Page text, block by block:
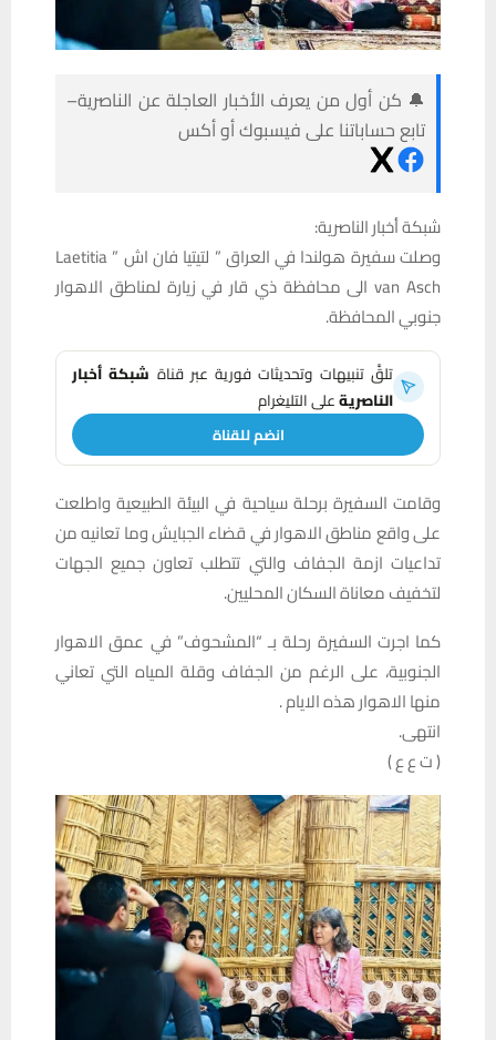
🔔 كن أول من يعرف الأخبار العاجلة عن الناصرية–
تابع حساباتنا على فيسبوك أو أكس
شبكة أخبار الناصرية:
وصلت سفيرة هولندا في العراق ” لتيتيا فان اش ” Laetitia
van Asch الى محافظة ذي قار في زيارة لمناطق الاهوار
جنوبي المحافظة.
تلقَّ تنبيهات وتحديثات فورية عبر قناة شبكة أخبار
الناصريةعلى التليغرام
انضم للقناة
وقامت السفيرة برحلة سياحية في البيئة الطبيعية واطلعت
على واقع مناطق الاهوار في قضاء الجبايش وما تعانيه من
تداعيات ازمة الجفاف والتي تتطلب تعاون جميع الجهات
لتخفيف معاناة السكان المحليين.
كما اجرت السفيرة رحلة بـ “المشحوف” في عمق الاهوار
الجنوبية، على الرغم من الجفاف وقلة المياه التي تعاني
منها الاهوار هذه الايام .
انتهى.
( ت ع ع )